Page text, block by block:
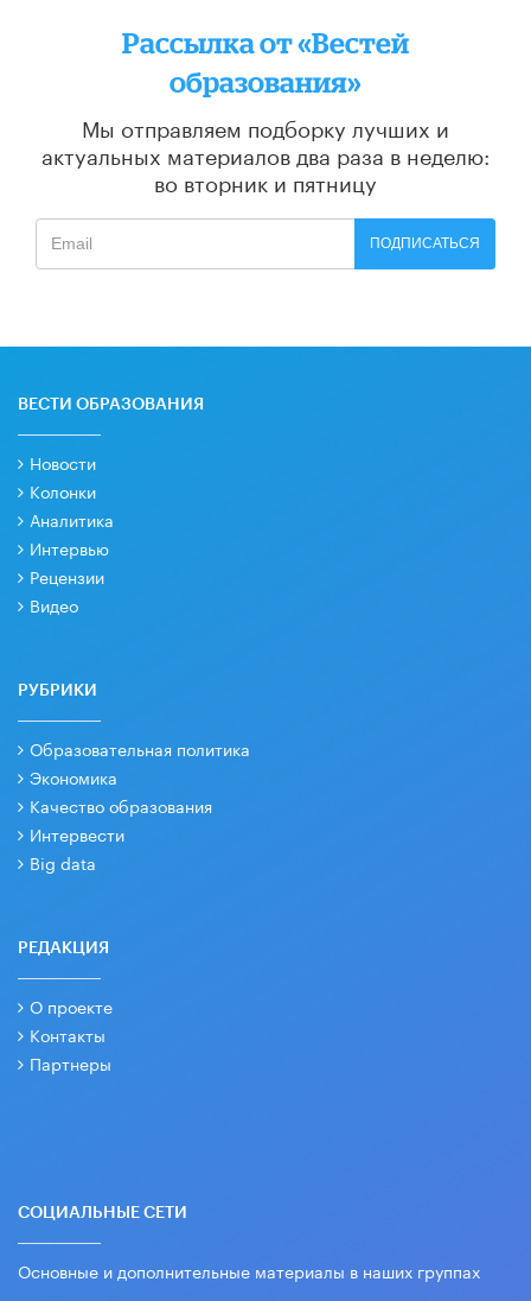
Рассылка от «Вестей
образования»
Мы отправляем подборку лучших и
актуальных материалов два раза в неделю:
во вторник и пятницу
ПОДПИСАТЬСЯ
ВЕСТИ ОБРАЗОВАНИЯ
Новости
Колонки
Аналитика
Интервью
Рецензии
Видео
РУБРИКИ
Образовательная политика
Экономика
Качество образования
Интервести
Big data
РЕДАКЦИЯ
О проекте
Контакты
Партнеры
СОЦИАЛЬНЫЕ СЕТИ
Основные и дополнительные материалы в наших группах